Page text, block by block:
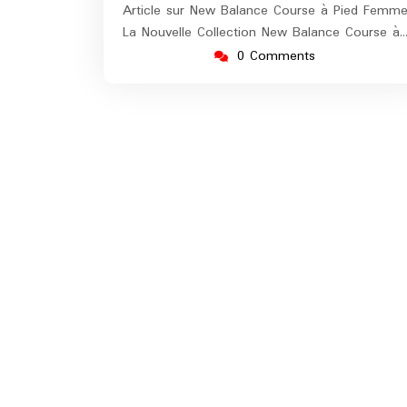
Article sur New Balance Course à Pied Femme
La Nouvelle Collection New Balance Course à…
0 Comments